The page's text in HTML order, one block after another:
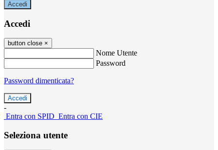
Accedi
Accedi
button close ×
Nome Utente
Password
Password dimenticata?
-
Entra con SPID Entra con CIE
Seleziona utente